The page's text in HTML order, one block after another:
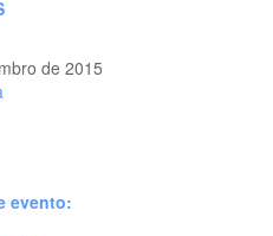
de 2015
evento: